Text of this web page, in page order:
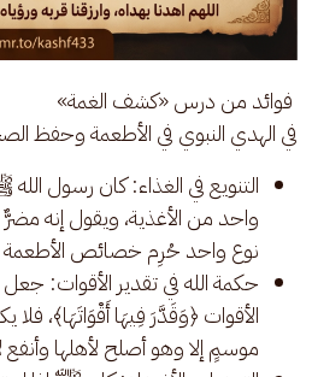
فوائد من درس «كشف الغمة»
في الهدي النبوي في الأطعمة وحفظ
التنويع في الغذاء: كان رسول
واحد من الأغذية، ويقول إنه
نوع واحد حُرِم خصائص الأطعمة
حكمة الله في تقدير الأقوات: جعل
الأقوات ﴿وَقَدَّرَ فِيهَا أَقْوَاتَهَا﴾،
موسمٍ إلا وهو أصلح لأهلها